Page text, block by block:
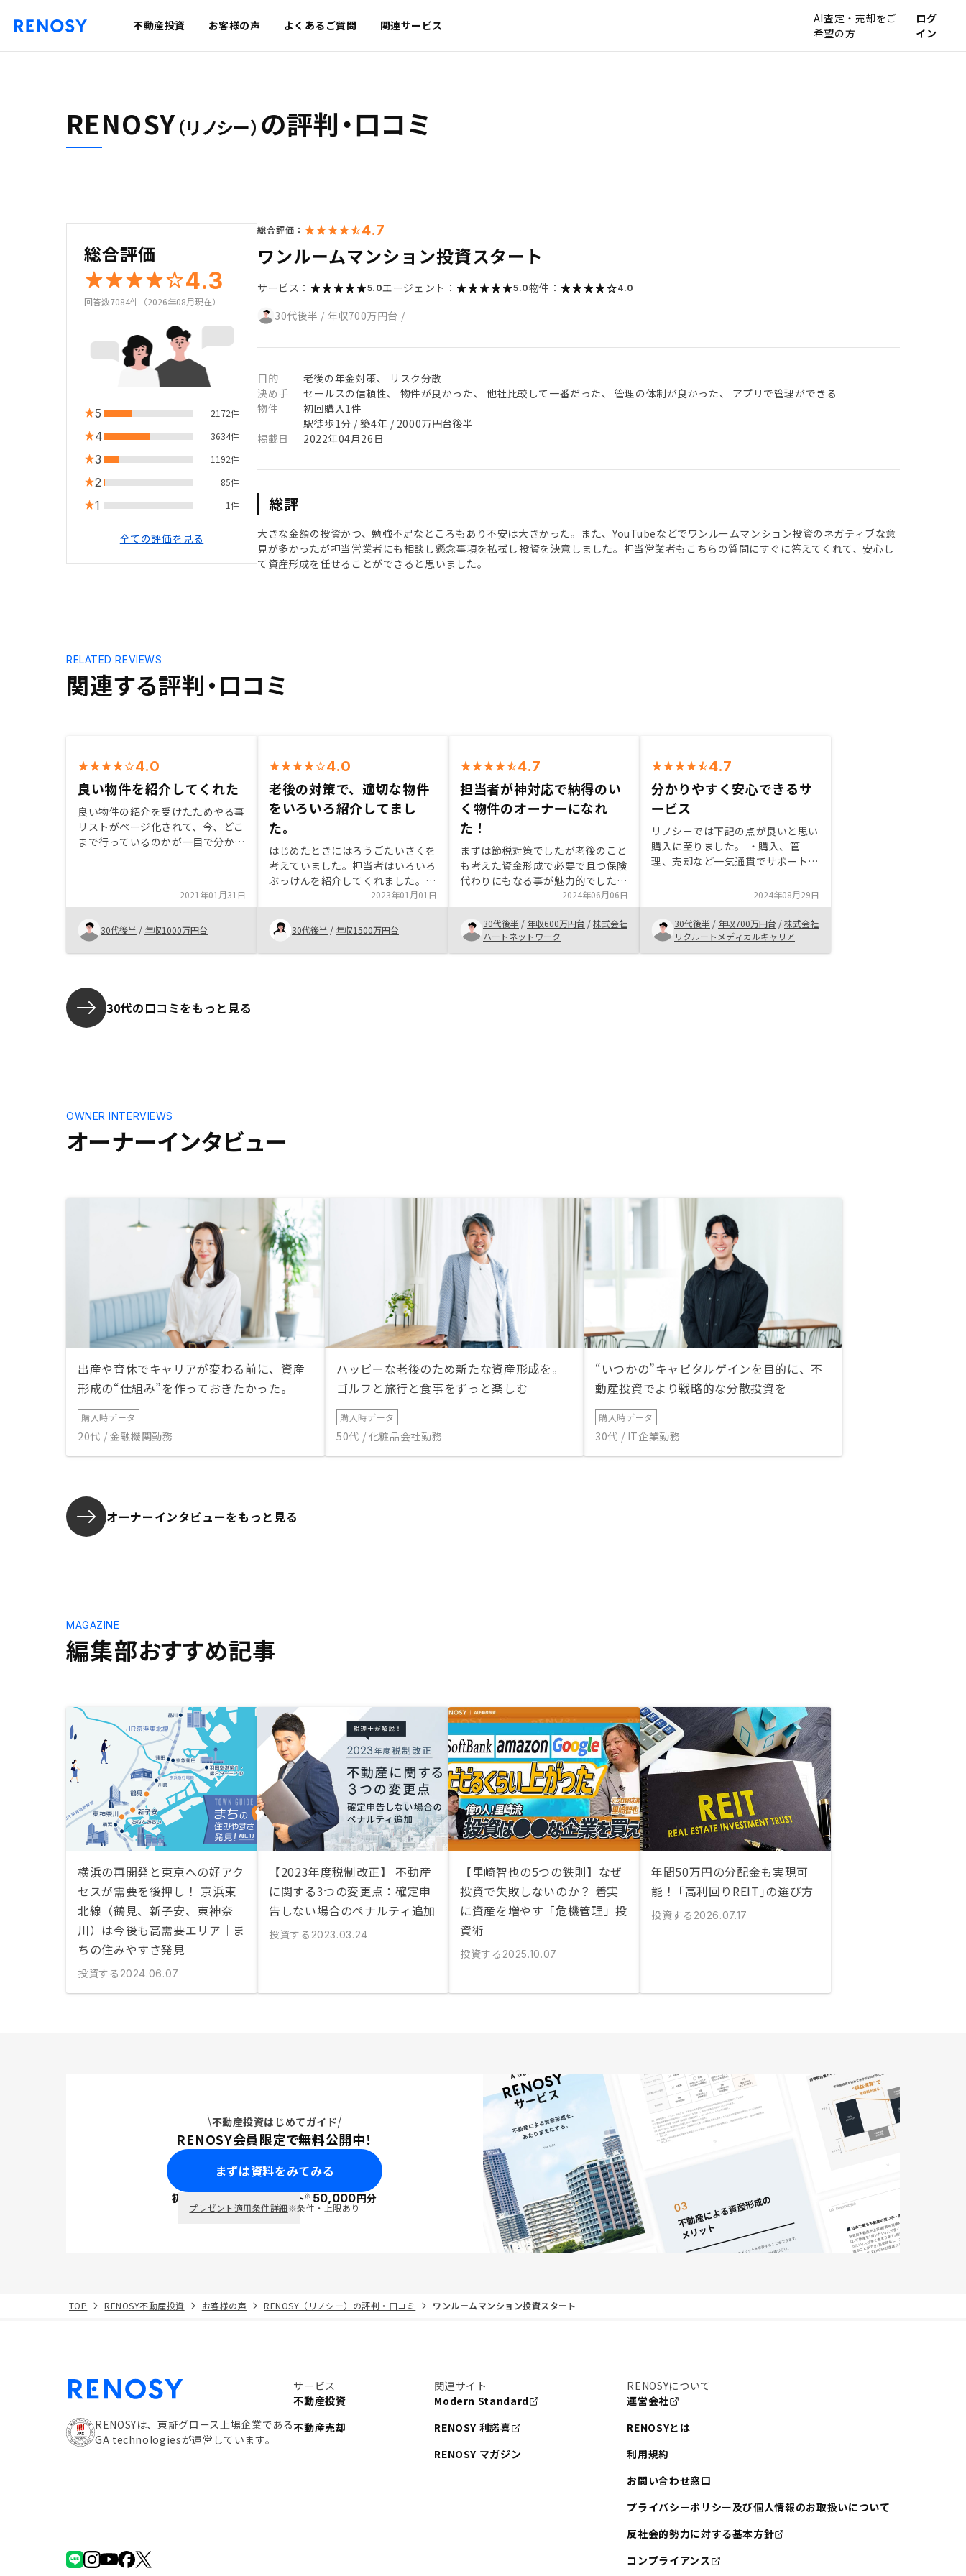
不動産投資 お客様の声 よくあるご質問 関連サービス
AI査定・売却をご
希望の方
ログ
イン
RENOSY（リノシー） の評判・口コミ
総合評価
4.3
回答数7084件（2026年08月現在）
5 2172件
4 3634件
3 1192件
2 85件
1 1件
全ての評価を見る
総合評価： 4.7
ワンルームマンション投資スタート
サービス： 5.0エージェント： 5.0物件： 4.0
30代後半 / 年収700万円台 /
目的
老後の年金対策、 リスク分散
決め手
セールスの信頼性、 物件が良かった、 他社比較して一番だった、 管理の体制が良かった、 アプリで管理ができる
物件
初回購入1件
駅徒歩1分 / 築4年 / 2000万円台後半
掲載日
2022年04月26日
総評
大きな金額の投資かつ、勉強不足なところもあり不安は大きかった。また、YouTubeなどでワンルームマンション投資のネガティブな意
見が多かったが担当営業者にも相談し懸念事項を払拭し投資を決意しました。担当営業者もこちらの質問にすぐに答えてくれて、安心し
て資産形成を任せることができると思いました。
関連する評判・口コミ
RELATED REVIEWS
4.0
良い物件を紹介してくれた
良い物件の紹介を受けたためやる事
リストがページ化されて、今、どこ
まで行っているのかが一目で分かる
2021年01月31日
30代後半 / 年収1000万円台
4.0
老後の対策で、適切な物件
をいろいろ紹介してまし
た。
はじめたときにはろうごたいさくを
考えていました。担当者はいろいろ
ぶっけんを紹介してくれました。だ
んだん自分に合うのをわかってきま
した。 不動産は家賃ももらえます
し、物件自体価値もあるので、良い
だと思います。 担当者もわからな
いことをていねいに教えてくれまし
2023年01月01日
30代後半 / 年収1500万円台
4.7
担当者が神対応で納得のい
く物件のオーナーになれ
た！
まずは節税対策でしたが老後のこと
も考えた資金形成で必要で且つ保険
代わりにもなる事が魅力的でした。
担当者の方もとても迅速で親身にな
って対応してくれて決断までに時間
を要してしまう状況でしたが 粘り
強くご対応いただいたおかげで購入
する事が出来ました。ありがとうご
2024年06月06日
30代後半 / 年収600万円台 /株式会社
ハートネットワーク
4.7
分かりやすく安心できるサ
ービス
リノシーでは下記の点が良いと思い
購入に至りました。 ・購入、管
理、売却など一気通貫でサポートを
はAIによるスコア判定を導入してお
り、変な物件の提示がない。 ・ア
プリで物件情報を手軽に見ることが
出来る。 担当者間の連携、購入意
思を示した後重要事項説明や書類記
2024年08月29日
30代後半 / 年収700万円台 /株式会社
リクルートメディカルキャリア
30代の口コミをもっと見る
オーナーインタビュー
OWNER INTERVIEWS
出産や育休でキャリアが変わる前に、資産
形成の“仕組み”を作っておきたかった。
購入時データ
20代 / 金融機関勤務
ハッピーな老後のため新たな資産形成を。
ゴルフと旅行と食事をずっと楽しむ
購入時データ
50代 / 化粧品会社勤務
“いつかの”キャピタルゲインを目的に、不
動産投資でより戦略的な分散投資を
購入時データ
30代 / IT企業勤務
オーナーインタビューをもっと見る
編集部おすすめ記事
MAGAZINE
横浜の再開発と東京への好アク
セスが需要を後押し！ 京浜東
北線（鶴見、新子安、東神奈
川）は今後も高需要エリア｜ま
ちの住みやすさ発見
投資する 2024.06.07
【2023年度税制改正】 不動産
に関する3つの変更点：確定申
告しない場合のペナルティ追加
投資する 2023.03.24
【里崎智也の5つの鉄則】なぜ
投資で失敗しないのか？ 着実
に資産を増やす「危機管理」投
資術
投資する 2025.10.07
年間50万円の分配金も実現可
能！ ｢高利回りREIT｣の選び方
投資する 2026.07.17
不動産投資はじめてガイド
RENOSY会員限定で無料公開中！
まずは資料をみてみる
初回面談で ポイント※50,000円分
プレゼント適用条件詳細※条件・上限あり
TOP RENOSY不動産投資 お客様の声 RENOSY（リノシー）の評判・口コミ ワンルームマンション投資スタート
RENOSYは、東証グロース上場企業である
GA technologiesが運営しています。
サービス
不動産投資
不動産売却
関連サイト
Modern Standard
RENOSY 利諾喜
RENOSY マガジン
RENOSYについて
運営会社
RENOSYとは
利用規約
お問い合わせ窓口
プライバシーポリシー及び個人情報のお取扱いについて
反社会的勢力に対する基本方針
コンプライアンス